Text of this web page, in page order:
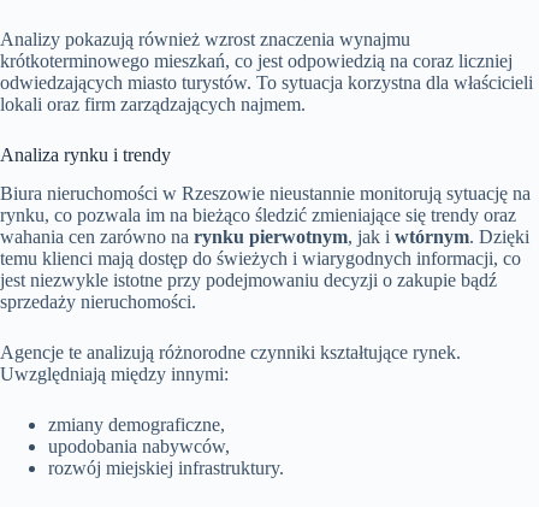
Analizy pokazują również wzrost znaczenia wynajmu
krótkoterminowego mieszkań, co jest odpowiedzią na coraz liczniej
odwiedzających miasto turystów. To sytuacja korzystna dla właścicieli
lokali oraz firm zarządzających najmem.
Analiza rynku i trendy
Biura nieruchomości w Rzeszowie nieustannie monitorują sytuację na
rynku, co pozwala im na bieżąco śledzić zmieniające się trendy oraz
wahania cen zarówno na rynku pierwotnym, jak i wtórnym. Dzięki
temu klienci mają dostęp do świeżych i wiarygodnych informacji, co
jest niezwykle istotne przy podejmowaniu decyzji o zakupie bądź
sprzedaży nieruchomości.
Agencje te analizują różnorodne czynniki kształtujące rynek.
Uwzględniają między innymi:
zmiany demograficzne,
upodobania nabywców,
rozwój miejskiej infrastruktury.